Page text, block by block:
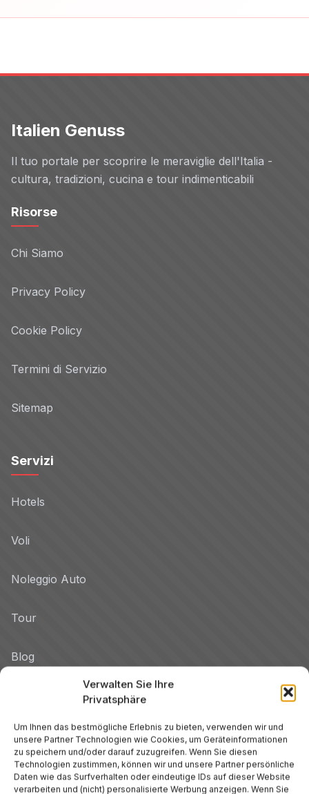
Verwalten Sie Ihre
Privatsphäre
Um Ihnen das bestmögliche Erlebnis zu bieten, verwenden wir und
unsere Partner Technologien wie Cookies, um Geräteinformationen
zu speichern und/oder darauf zuzugreifen. Wenn Sie diesen
Technologien zustimmen, können wir und unsere Partner persönliche
Daten wie das Surfverhalten oder eindeutige IDs auf dieser Website
verarbeiten und (nicht) personalisierte Werbung anzeigen. Wenn Sie
Italien Genuss
Il tuo portale per scoprire le meraviglie dell'Italia -
cultura, tradizioni, cucina e tour indimenticabili
Risorse
Chi Siamo
Privacy Policy
Cookie Policy
Termini di Servizio
Sitemap
Servizi
Hotels
Voli
Noleggio Auto
Tour
Blog
Hotel per Regione
Veneto
Toskana